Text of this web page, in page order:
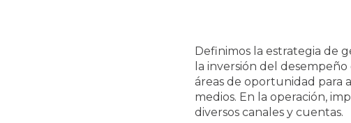
Definimos la estrategia de
la inversión del
áreas de oportunidad para
medios. En la operación,
diversos canales y cuentas.